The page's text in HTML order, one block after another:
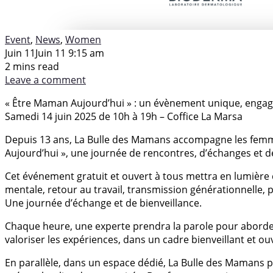
Event, News, Women
Juin 11Juin 11 9:15 am
2 mins read
Leave a comment
« Être Maman Aujourd’hui » : un évènement unique,
Samedi 14 juin 2025 de 10h à 19h – Coffice La Marsa
Depuis 13 ans, La Bulle des Mamans accompagne les
Aujourd’hui », une journée de rencontres, d’échanges
Cet événement gratuit et ouvert à tous mettra en
mentale, retour au travail, transmission générationnelle,
Une journée d’échange et de bienveillance.
Chaque heure, une experte prendra la parole pour
valoriser les expériences, dans un cadre bienveillant et
En parallèle, dans un espace dédié, La Bulle des